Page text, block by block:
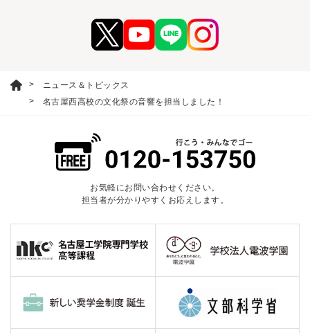
ニュース＆トピックス
名古屋西高校の文化祭の音響を担当しました！
お気軽にお問い合わせください。
担当者が分かりやすくお応えします。